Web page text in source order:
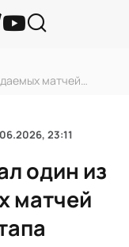
матчей
23:11
один из
матчей